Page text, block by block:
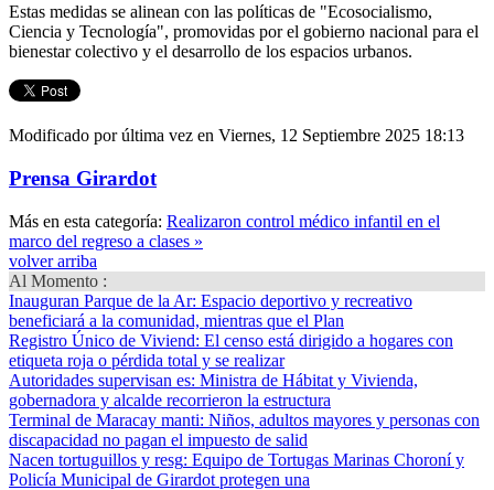
Estas medidas se alinean con las políticas de "Ecosocialismo,
Ciencia y Tecnología", promovidas por el gobierno nacional para el
bienestar colectivo y el desarrollo de los espacios urbanos.
Modificado por última vez en Viernes, 12 Septiembre 2025 18:13
Prensa Girardot
Más en esta categoría: Realizaron control médico infantil en el
marco del regreso a clases »
volver arriba
Al Momento :
Inauguran Parque de la Ar: Espacio deportivo y recreativo
beneficiará a la comunidad, mientras que el Plan
Registro Único de Viviend: El censo está dirigido a hogares con
etiqueta roja o pérdida total y se realizar
Autoridades supervisan es: Ministra de Hábitat y Vivienda,
gobernadora y alcalde recorrieron la estructura
Terminal de Maracay manti: Niños, adultos mayores y personas con
discapacidad no pagan el impuesto de salid
Nacen tortuguillos y resg: Equipo de Tortugas Marinas Choroní y
Policía Municipal de Girardot protegen una